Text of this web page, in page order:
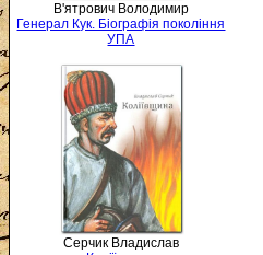
В'ятрович Володимир
Генерал Кук. Біографія покоління
УПА
Серчик Владислав